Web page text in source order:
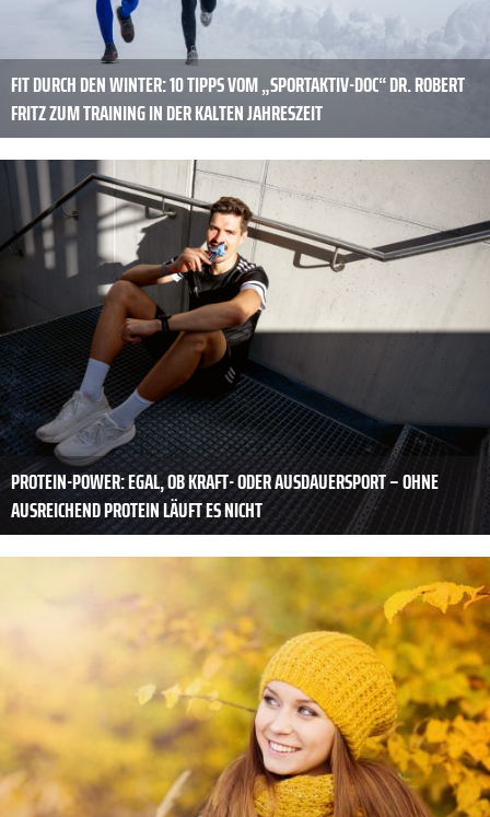
FIT DURCH DEN WINTER: 10 TIPPS VOM „SPORTAKTIV-DOC“ DR. ­ROBERT
FRITZ ZUM TRAINING IN DER KALTEN JAHRESZEIT
PROTEIN-POWER: EGAL, OB KRAFT- ODER AUSDAUERSPORT – OHNE
AUSREICHEND PROTEIN LÄUFT ES NICHT